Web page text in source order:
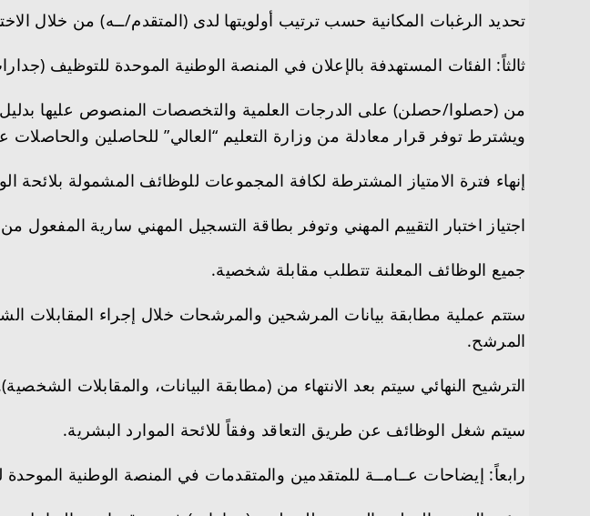
تحديد الرغبات المكانية حسب ترتيب أولويتها لدى (المتقدم/ــه) من خلال
ثالثاً: الفئات المستهدفة بالإعلان في المنصة الوطنية الموحدة للتوظيف
من (حصلوا/حصلن) على الدرجات العلمية والتخصصات المنصوص عليها
ويشترط توفر قرار معادلة من وزارة التعليم “العالي” للحاصلين
إنهاء فترة الامتياز المشترطة لكافة المجموعات للوظائف المشمولة بلائحة
اجتياز اختبار التقييم المهني وتوفر بطاقة التسجيل المهني سارية
جميع الوظائف المعلنة تتطلب مقابلة شخصية.
ستتم عملية مطابقة بيانات المرشحين والمرشحات خلال إجراء المقابلات
المرشح.
الترشيح النهائي سيتم بعد الانتهاء من (مطابقة البيانات، والمقابلات
سيتم شغل الوظائف عن طريق التعاقد وفقاً للائحة الموارد البشرية.
رابعاً: إيضاحات عــامــة للمتقدمين والمتقدمات في المنصة الوطنية